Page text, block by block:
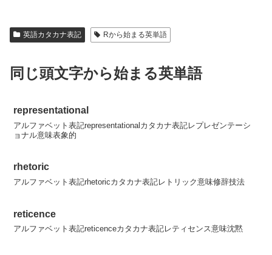
英語カタカナ表記 Rから始まる英単語
同じ頭文字から始まる英単語
representational
アルファベット表記representationalカタカナ表記レプレゼンテーシ
ョナル意味表象的
rhetoric
アルファベット表記rhetoricカタカナ表記レトリック意味修辞技法
reticence
アルファベット表記reticenceカタカナ表記レティセンス意味沈黙